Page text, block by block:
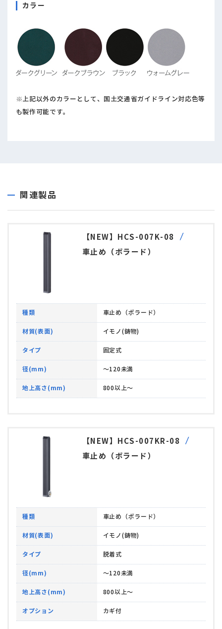
カラー
※上記以外のカラーとして、国土交通省ガイドライン対応色等
も製作可能です。
関連製品
【NEW】HCS-007K-08
車止め（ボラード）
種類 車止め（ボラード）
材質(表面) イモノ(鋳物)
タイプ 固定式
径(mm) ～120未満
地上高さ(mm) 800以上～
【NEW】HCS-007KR-08
車止め（ボラード）
種類 車止め（ボラード）
材質(表面) イモノ(鋳物)
タイプ 脱着式
径(mm) ～120未満
地上高さ(mm) 800以上～
オプション カギ付